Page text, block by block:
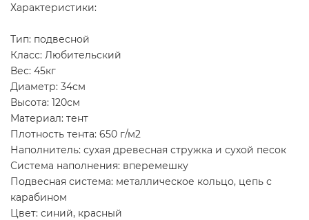
Характеристики:
Тип: подвесной
Класс: Любительский
Вес: 45кг
Диаметр: 34см
Высота: 120см
Материал: тент
Плотность тента: 650 г/м2
Наполнитель: сухая древесная стружка и сухой песок
Система наполнения: вперемешку
Подвесная система: металлическое кольцо, цепь с
карабином
Цвет: синий, красный